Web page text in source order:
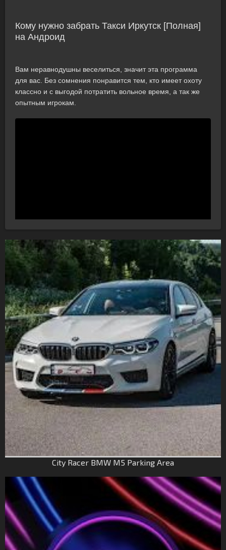
Кому нужно забрать Такси Иркутск [Полная]
на Андроид
Вам неравнодушны веселиться, значит эта программа
для вас. Без сомнения понравится тем, кто имеет охоту
классно и с выгодой потратить вольное время, а так же
опытным игрокам.
City Racer BMW M5 Parking Area